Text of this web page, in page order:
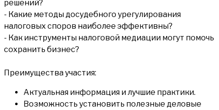
решений?
- Какие методы досудебного урегулирования
налоговых споров наиболее эффективны?
- Как инструменты налоговой медиации могут помочь
сохранить бизнес?
Преимущества участия:
Актуальная информация и лучшие практики.
Возможность установить полезные деловые